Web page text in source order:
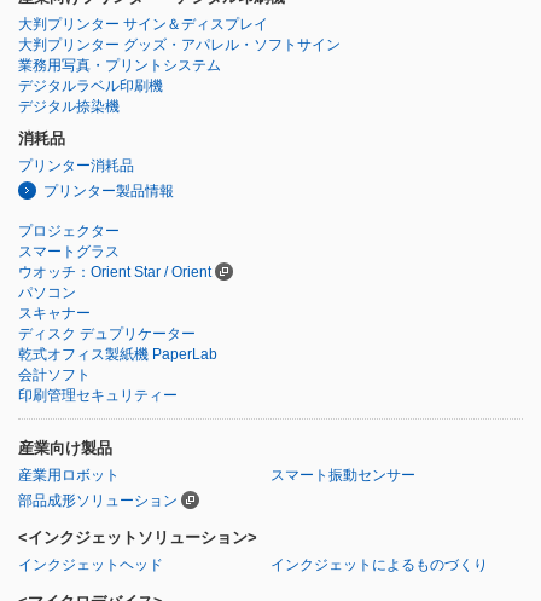
大判プリンター サイン＆ディスプレイ
大判プリンター グッズ・アパレル・ソフトサイン
業務用写真・プリントシステム
デジタルラベル印刷機
デジタル捺染機
消耗品
プリンター消耗品
プリンター製品情報
プロジェクター
スマートグラス
ウオッチ：Orient Star / Orient
パソコン
スキャナー
ディスク デュプリケーター
乾式オフィス製紙機 PaperLab
会計ソフト
印刷管理セキュリティー
産業向け製品
産業用ロボット
スマート振動センサー
部品成形ソリューション
<インクジェットソリューション>
インクジェットヘッド インクジェットによるものづくり